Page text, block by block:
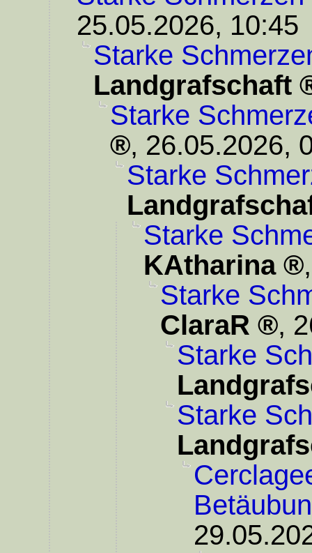
25.05.2026, 10:45
Starke
Landgrafschaft
Starke
, 26.05.2026,
Starke
Starke
KAtharina
Starke
ClaraR
,
Starke
Starke